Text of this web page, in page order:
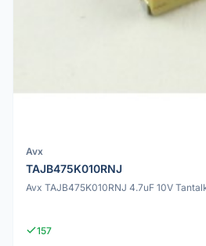
Avx
TAJB475K010RNJ
Avx TAJB475K010RNJ 4.7uF 10V
157